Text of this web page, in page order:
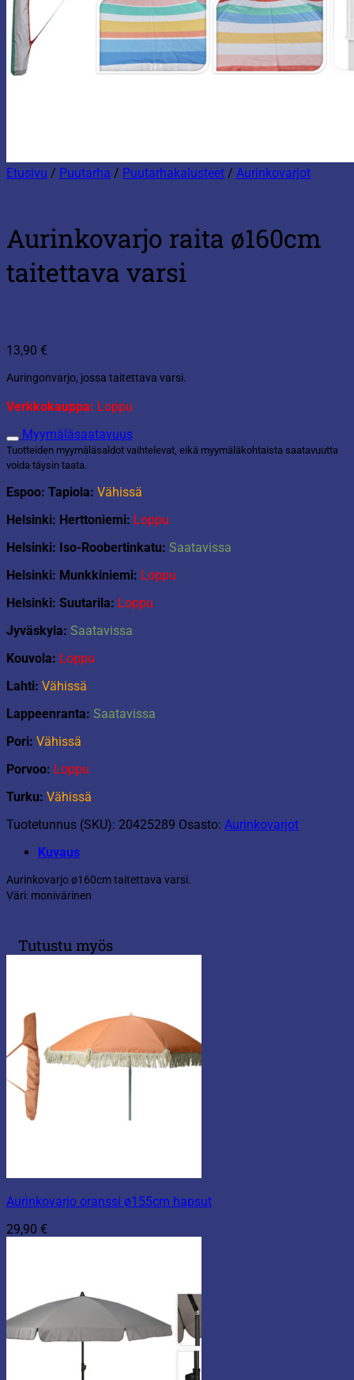
Etusivu / Puutarha / Puutarhakalusteet / Aurinkovarjot
Aurinkovarjo raita ø160cm
taitettava varsi
13,90 €
Auringonvarjo, jossa taitettava varsi.
Verkkokauppa: Loppu
Myymäläsaatavuus
Tuotteiden myymäläsaldot vaihtelevat, eikä myymäläkohtaista saatavuutta
voida täysin taata.
Espoo: Tapiola: Vähissä
Helsinki: Herttoniemi: Loppu
Helsinki: Iso-Roobertinkatu: Saatavissa
Helsinki: Munkkiniemi: Loppu
Helsinki: Suutarila: Loppu
Jyväskyla: Saatavissa
Kouvola: Loppu
Lahti: Vähissä
Lappeenranta: Saatavissa
Pori: Vähissä
Porvoo: Loppu
Turku: Vähissä
Tuotetunnus (SKU): 20425289 Osasto: Aurinkovarjot
Kuvaus
Aurinkovarjo ø160cm taitettava varsi.
Väri: monivärinen
Tutustu myös
Aurinkovarjo oranssi ø155cm hapsut
29,90 €